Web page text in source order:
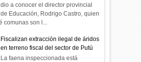
dio a conocer el director provincial
de Educación, Rodrigo Castro, quien
comunas son l...
Fiscalizan extracción ilegal de áridos
en terreno fiscal del sector de Putú
La faena inspeccionada está